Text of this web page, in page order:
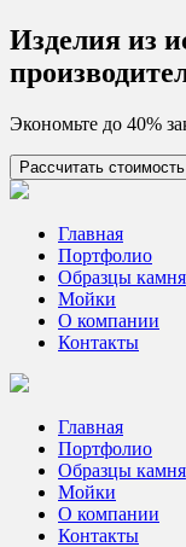
Skip
to
content
Изделия из
Экономьте до 40%
Рассчитать стоимость
Цех камня
Столешницы из
Главная
Портфолио
Образцы камня
Мойки
О компании
Контакты
Главная
Портфолио
Образцы камня
Мойки
О компании
Контакты